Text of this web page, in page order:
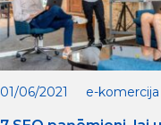
01/06/2021 e-komercija